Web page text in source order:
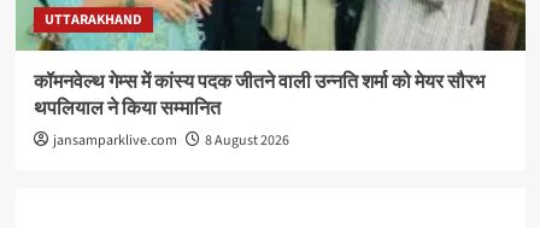
UTTARAKHAND
कॉमनवेल्थ गेम्स में कांस्य पदक जीतने वाली उन्नति शर्मा को मेयर सौरभ
थपलियाल ने किया सम्मानित
jansamparklive.com 8 August 2026